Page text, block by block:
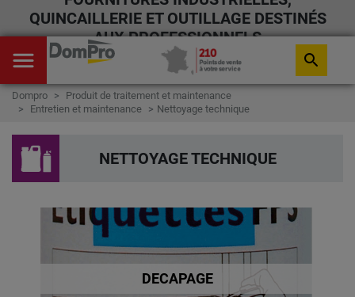
QUINCAILLERIE ET OUTILLAGE DESTINÉS
AUX PROFESSIONNELS
menu search
Dompro
Produit de traitement et maintenance
Entretien et maintenance
Nettoyage technique
NETTOYAGE TECHNIQUE
DECAPAGE